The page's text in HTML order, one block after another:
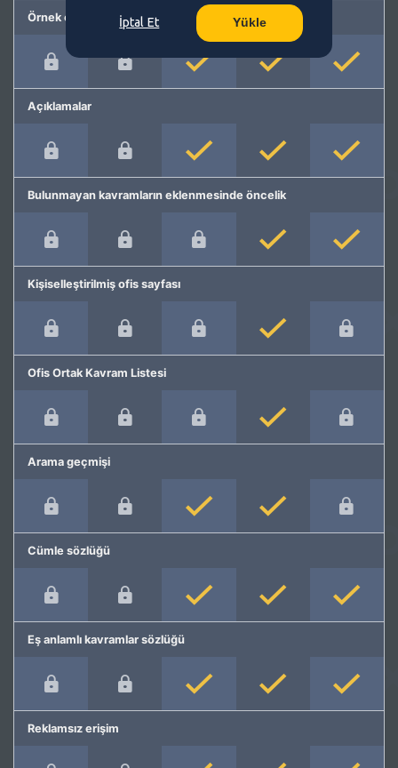
Örnek cümleler
Açıklamalar
Bulunmayan kavramların eklenmesinde öncelik
Kişiselleştirilmiş ofis sayfası
Ofis Ortak Kavram Listesi
Arama geçmişi
Cümle sözlüğü
Eş anlamlı kavramlar sözlüğü
Reklamsız erişim
İptal Et Yükle